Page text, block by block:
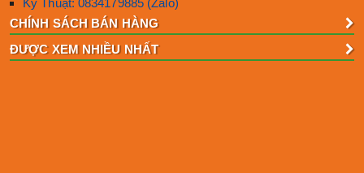
Kỹ Thuật: 0834179885 (Zalo)
CHÍNH SÁCH BÁN HÀNG
ĐƯỢC XEM NHIỀU NHẤT